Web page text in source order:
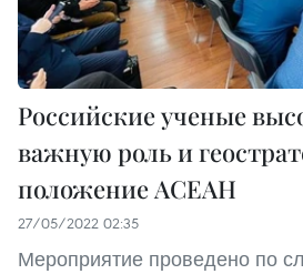
Российские ученые
важную роль и
положение АСЕАН
27/05/2022 02:35
Мероприятие проведено по